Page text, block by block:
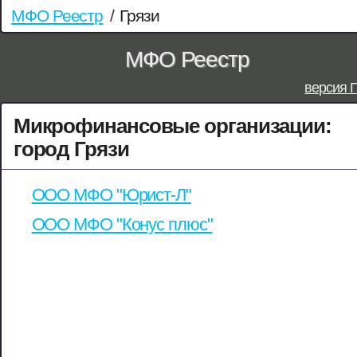
МФО Реестр / Грязи
МФО Реестр
версия
Микрофинансовые организации:
город Грязи
ООО МФО "Юрист-Л"
ООО МФО "Конус плюс"